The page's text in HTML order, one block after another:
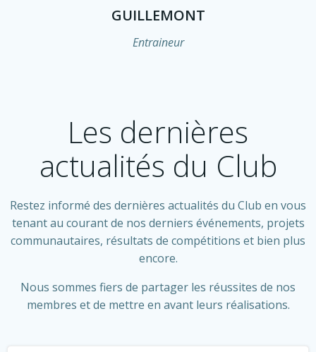
GUILLEMONT
Entraineur
Les dernières
actualités du Club
Restez informé des dernières actualités du Club en vous
tenant au courant de nos derniers événements, projets
communautaires, résultats de compétitions et bien plus
encore.
Nous sommes fiers de partager les réussites de nos
membres et de mettre en avant leurs réalisations.